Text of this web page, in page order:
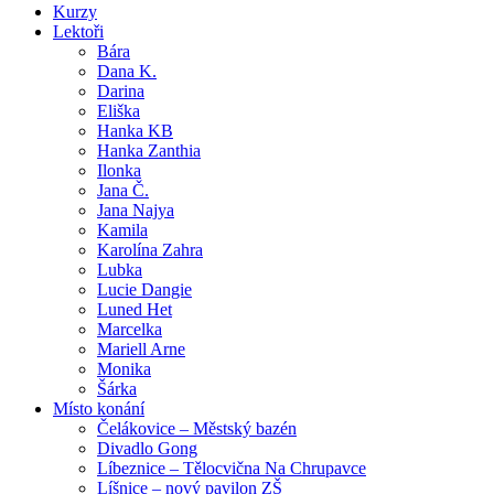
Kurzy
Lektoři
Bára
Dana K.
Darina
Eliška
Hanka KB
Hanka Zanthia
Ilonka
Jana Č.
Jana Najya
Kamila
Karolína Zahra
Lubka
Lucie Dangie
Luned Het
Marcelka
Mariell Arne
Monika
Šárka
Místo konání
Čelákovice – Městský bazén
Divadlo Gong
Líbeznice – Tělocvična Na Chrupavce
Líšnice – nový pavilon ZŠ